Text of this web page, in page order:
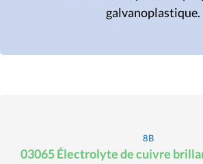
galvanoplastique.
8B
03065 Électrolyte de cuivre